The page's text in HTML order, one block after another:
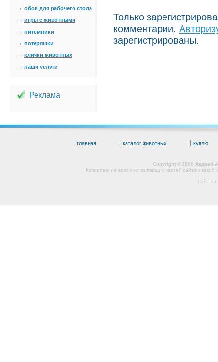
обои для рабочего стола
игры с животными
питомники
потеряшки
клички животных
наши услуги
Реклама
Только
комментарии.
зарегистрированы.
главная каталог животных куплю
Copyright © 2009 Андрей
Копирование всех составляющих частей сайта в
Сайт